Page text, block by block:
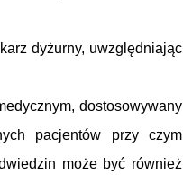
dyżurny, uwzględniając
dostosowywany
pacjentów przy czym
może być również